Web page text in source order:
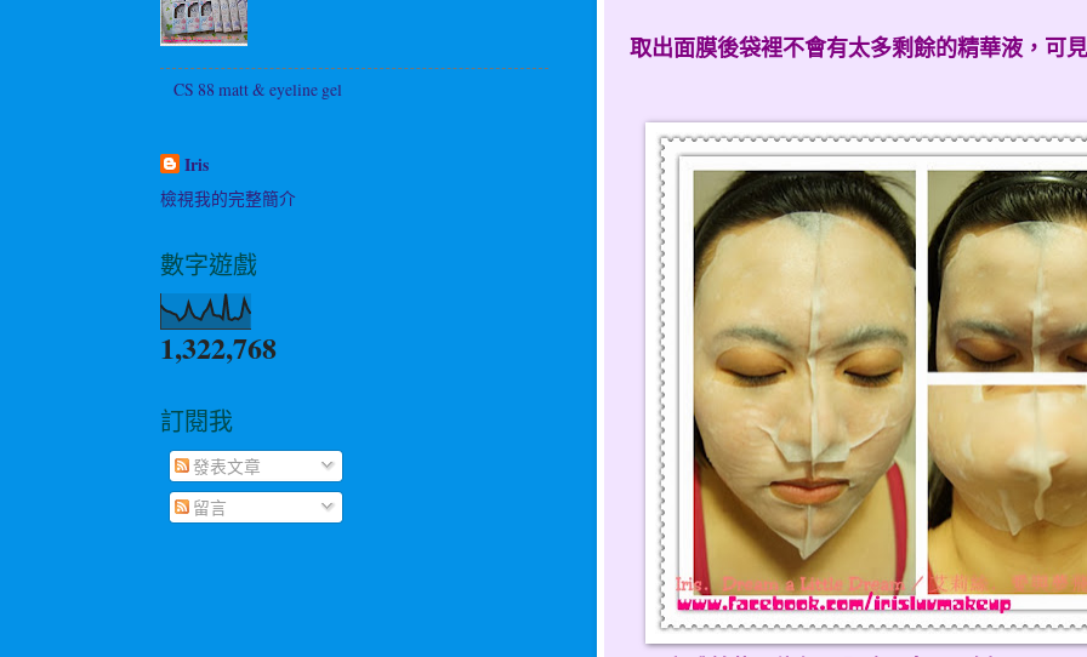
取出面膜後袋裡不會有太多剩餘的精華液，可
CS 88 matt & eyeline gel
Iris
檢視我的完整簡介
數字遊戲
1,322,768
訂閱我
發表文章
留言